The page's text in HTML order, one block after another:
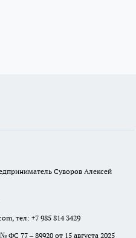
Суворов Алексей
, тел: +7 985 814 3429
ФС 77 – 89920 от 15 августа 2025